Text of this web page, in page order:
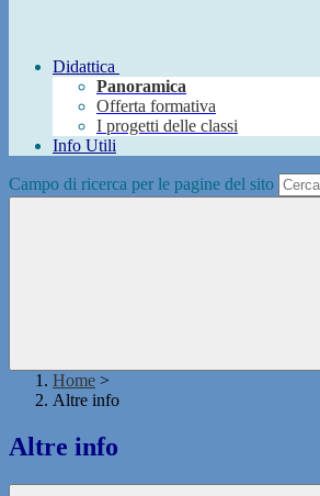
Didattica
Panoramica
Offerta formativa
I progetti delle classi
Info Utili
Campo di ricerca per le pagine del sito
Home >
Altre info
Altre info